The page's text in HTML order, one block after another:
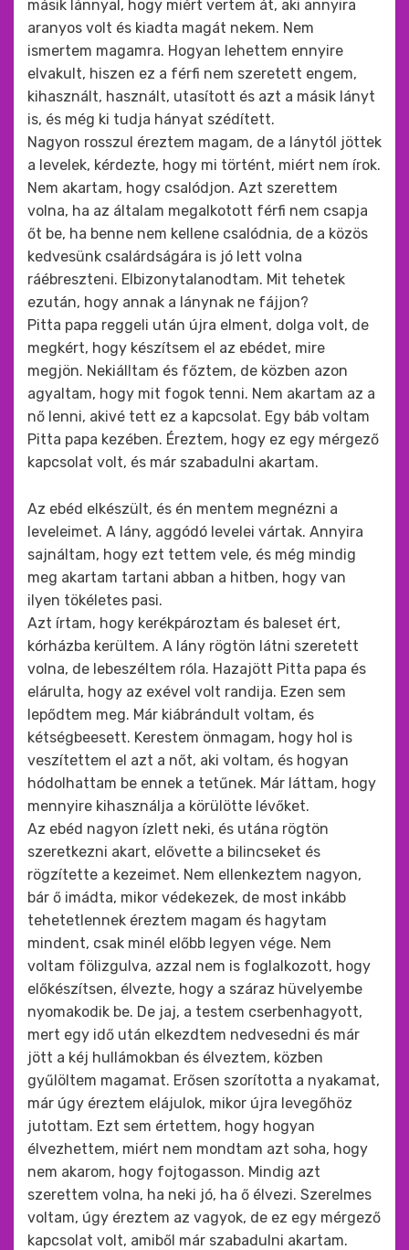
másik lánnyal, hogy miért vertem át, aki annyira
aranyos volt és kiadta magát nekem. Nem
ismertem magamra. Hogyan lehettem ennyire
elvakult, hiszen ez a férfi nem szeretett engem,
kihasznált, használt, utasított és azt a másik lányt
is, és még ki tudja hányat szédített.
Nagyon rosszul éreztem magam, de a lánytól jöttek
a levelek, kérdezte, hogy mi történt, miért nem írok.
Nem akartam, hogy csalódjon. Azt szerettem
volna, ha az általam megalkotott férfi nem csapja
őt be, ha benne nem kellene csalódnia, de a közös
kedvesünk csalárdságára is jó lett volna
ráébreszteni. Elbizonytalanodtam. Mit tehetek
ezután, hogy annak a lánynak ne fájjon?
Pitta papa reggeli után újra elment, dolga volt, de
megkért, hogy készítsem el az ebédet, mire
megjön. Nekiálltam és főztem, de közben azon
agyaltam, hogy mit fogok tenni. Nem akartam az a
nő lenni, akivé tett ez a kapcsolat. Egy báb voltam
Pitta papa kezében. Éreztem, hogy ez egy mérgező
kapcsolat volt, és már szabadulni akartam.
Az ebéd elkészült, és én mentem megnézni a
leveleimet. A lány, aggódó levelei vártak. Annyira
sajnáltam, hogy ezt tettem vele, és még mindig
meg akartam tartani abban a hitben, hogy van
ilyen tökéletes pasi.
Azt írtam, hogy kerékpároztam és baleset ért,
kórházba kerültem. A lány rögtön látni szeretett
volna, de lebeszéltem róla. Hazajött Pitta papa és
elárulta, hogy az exével volt randija. Ezen sem
lepődtem meg. Már kiábrándult voltam, és
kétségbeesett. Kerestem önmagam, hogy hol is
veszítettem el azt a nőt, aki voltam, és hogyan
hódolhattam be ennek a tetűnek. Már láttam, hogy
mennyire kihasználja a körülötte lévőket.
Az ebéd nagyon ízlett neki, és utána rögtön
szeretkezni akart, elővette a bilincseket és
rögzítette a kezeimet. Nem ellenkeztem nagyon,
bár ő imádta, mikor védekezek, de most inkább
tehetetlennek éreztem magam és hagytam
mindent, csak minél előbb legyen vége. Nem
voltam fölizgulva, azzal nem is foglalkozott, hogy
előkészítsen, élvezte, hogy a száraz hüvelyembe
nyomakodik be. De jaj, a testem cserbenhagyott,
mert egy idő után elkezdtem nedvesedni és már
jött a kéj hullámokban és élveztem, közben
gyűlöltem magamat. Erősen szorította a nyakamat,
már úgy éreztem elájulok, mikor újra levegőhöz
jutottam. Ezt sem értettem, hogy hogyan
élvezhettem, miért nem mondtam azt soha, hogy
nem akarom, hogy fojtogasson. Mindig azt
szerettem volna, ha neki jó, ha ő élvezi. Szerelmes
voltam, úgy éreztem az vagyok, de ez egy mérgező
kapcsolat volt, amiből már szabadulni akartam.